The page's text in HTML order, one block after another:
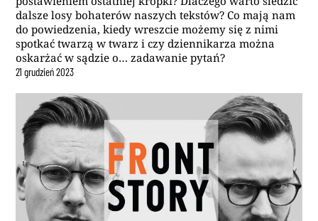
dalsze losy bohaterów naszych tekstów? Co mają nam
do powiedzenia, kiedy wreszcie możemy się z nimi
spotkać twarzą w twarz i czy dziennikarza można
oskarżać w sądzie o… zadawanie pytań?
21 grudzień2023